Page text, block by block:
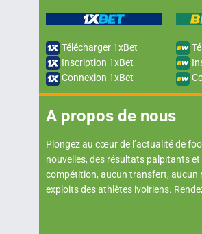
Télécharger 1xBet
Inscription 1xBet
Connexion 1xBet
A propos de nous
Plongez au cœur de l’actualité de
nouvelles, des résultats palpitants
compétition, aucun transfert, aucun
exploits des athlètes ivoiriens.